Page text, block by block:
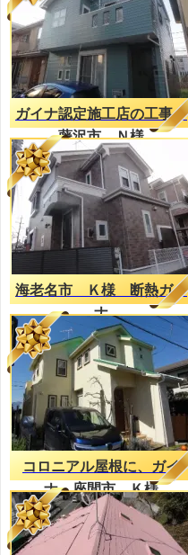
ガイナ認定施工店の工事
藤沢市 Ｎ様
海老名市 Ｋ様 断熱ガイ
ナ
コロニアル屋根に、ガイ
ナ。座間市、Ｋ様